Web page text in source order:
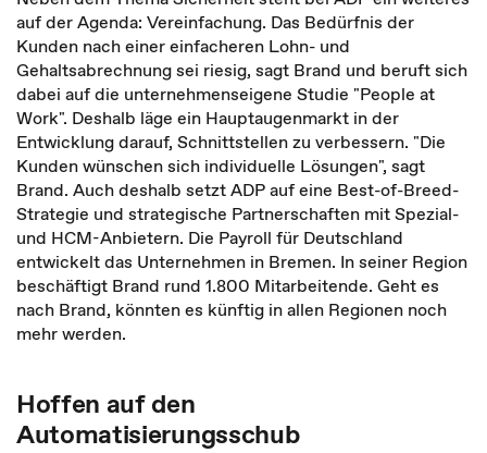
auf der Agenda: Vereinfachung. Das Bedürfnis der
Kunden nach einer einfacheren Lohn- und
Gehaltsabrechnung sei riesig, sagt Brand und beruft sich
dabei auf die unternehmenseigene Studie "People at
Work". Deshalb läge ein Hauptaugenmarkt in der
Entwicklung darauf, Schnittstellen zu verbessern. "Die
Kunden wünschen sich individuelle Lösungen", sagt
Brand. Auch deshalb setzt ADP auf eine Best-of-Breed-
Strategie und strategische Partnerschaften mit Spezial-
und HCM-Anbietern. Die Payroll für Deutschland
entwickelt das Unternehmen in Bremen. In seiner Region
beschäftigt Brand rund 1.800 Mitarbeitende. Geht es
nach Brand, könnten es künftig in allen Regionen noch
mehr werden.
Hoffen auf den
Automatisierungsschub